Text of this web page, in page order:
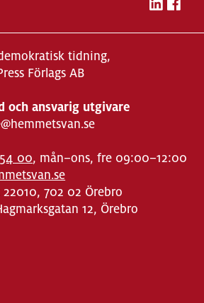
tidning,
Förlags AB
och ansvarig utgivare
00, mån–ons, fre 09:00–12:00
22010, 702 02 Örebro
12, Örebro